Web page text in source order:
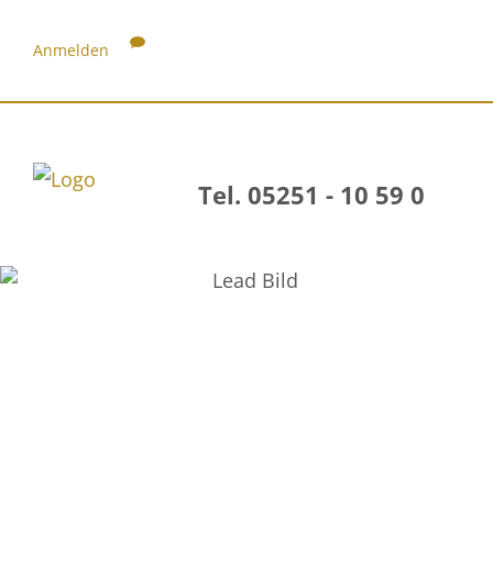
Anmelden
Tel. 05251 - 10 59 0